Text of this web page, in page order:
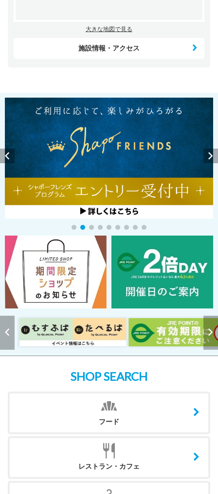
大きな地図で見る
施設情報・アクセス
SHOP SEARCH
フード
レストラン・カフェ